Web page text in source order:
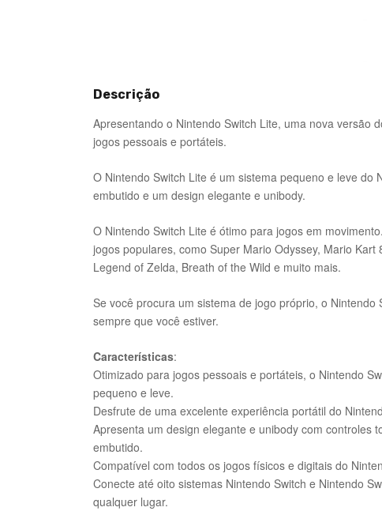
Descrição
Apresentando o Nintendo Switch Lite, uma nova versão
jogos pessoais e portáteis.
O Nintendo Switch Lite é um sistema pequeno e leve do
embutido e um design elegante e unibody.
O Nintendo Switch Lite é ótimo para jogos em
jogos populares, como Super Mario Odyssey, Mario
Legend of Zelda, Breath of the Wild e muito mais.
Se você procura um sistema de jogo próprio, o
sempre que você estiver.
Características:
Otimizado para jogos pessoais e portáteis, o Nintendo
pequeno e leve.
Desfrute de uma excelente experiência portátil do
Apresenta um design elegante e unibody com controles
embutido.
Compatível com todos os jogos físicos e digitais do
Conecte até oito sistemas Nintendo Switch e Nintendo
qualquer lugar.